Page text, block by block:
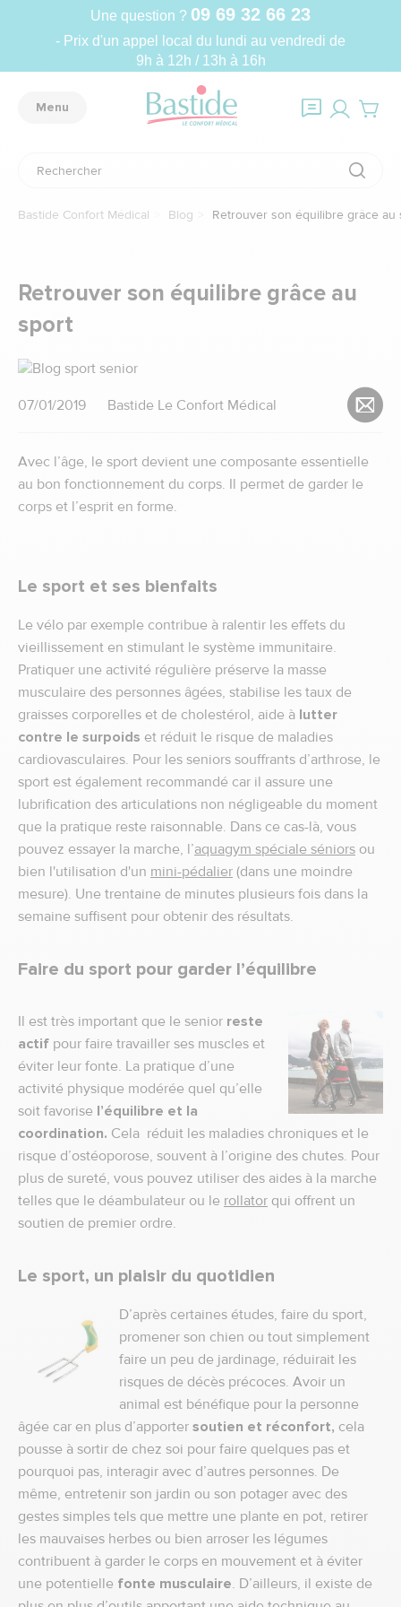
Une question ? 09 69 32 66 23
- Prix d'un appel local du lundi au vendredi de
9h à 12h / 13h à 16h
Menu
Bastide Confort Médical Blog Retrouver son équilibre grâce au
Retrouver son équilibre grâce au
sport
07/01/2019 Bastide Le Confort Médical
Avec l’âge, le sport devient une composante essentielle
au bon fonctionnement du corps. Il permet de garder le
corps et l’esprit en forme.
Le sport et ses bienfaits
Le vélo par exemple contribue à ralentir les effets du
vieillissement en stimulant le système immunitaire.
Pratiquer une activité régulière préserve la masse
musculaire des personnes âgées, stabilise les taux de
graisses corporelles et de cholestérol, aide à lutter
contre le surpoids et réduit le risque de maladies
cardiovasculaires. Pour les seniors souffrants d’arthrose, le
sport est également recommandé car il assure une
lubrification des articulations non négligeable du moment
que la pratique reste raisonnable. Dans ce cas-là, vous
pouvez essayer la marche, l’aquagym spéciale séniors ou
bien l'utilisation d'un mini-pédalier (dans une moindre
mesure). Une trentaine de minutes plusieurs fois dans la
semaine suffisent pour obtenir des résultats.
Faire du sport pour garder l’équilibre
Il est très important que le senior reste
actif pour faire travailler ses muscles et
éviter leur fonte. La pratique d’une
activité physique modérée quel qu’elle
soit favorise l’équilibre et la
coordination. Cela réduit les maladies chroniques et le
risque d’ostéoporose, souvent à l’origine des chutes. Pour
plus de sureté, vous pouvez utiliser des aides à la marche
telles que le déambulateur ou le rollator qui offrent un
soutien de premier ordre.
Le sport, un plaisir du quotidien
D’après certaines études, faire du sport,
promener son chien ou tout simplement
faire un peu de jardinage, réduirait les
risques de décès précoces. Avoir un
animal est bénéfique pour la personne
âgée car en plus d’apporter soutien et réconfort, cela
pousse à sortir de chez soi pour faire quelques pas et
pourquoi pas, interagir avec d’autres personnes. De
même, entretenir son jardin ou son potager avec des
gestes simples tels que mettre une plante en pot, retirer
les mauvaises herbes ou bien arroser les légumes
contribuent à garder le corps en mouvement et à éviter
une potentielle fonte musculaire. D’ailleurs, il existe de